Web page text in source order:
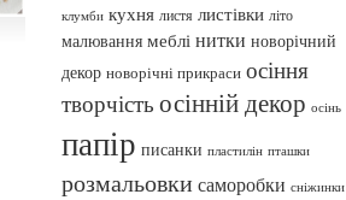
клумби кухня листя листівки літо
малювання меблі нитки новорічний
декор новорічні прикраси осіння
творчість осінній декор осінь
папір писанки пластилін пташки
розмальовки саморобки сніжинки